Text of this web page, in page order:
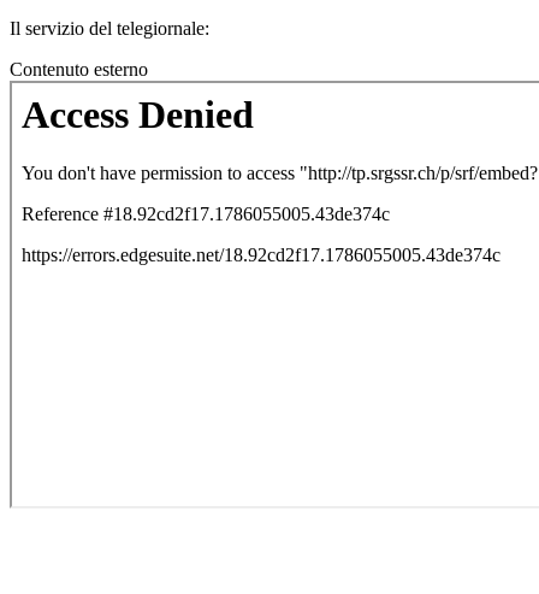
Il servizio del telegiornale:
Contenuto esterno